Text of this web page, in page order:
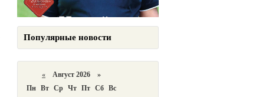
Популярные новости
« Август 2026 »
Пн Вт Ср Чт Пт Сб Вс